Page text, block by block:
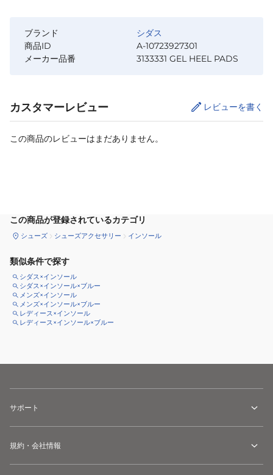
ブランド
シダス
商品ID
A-10723927301
メーカー品番
3133331 GEL HEEL PADS
カスタマーレビュー レビューを書く
この商品のレビューはまだありません。
この商品が登録されているカテゴリ
シューズ シューズアクセサリー インソール
類似条件で探す
シダス×インソール
シダス×インソール×ブルー
メンズ×インソール
メンズ×インソール×ブルー
レディース×インソール
レディース×インソール×ブルー
サポート
規約・会社情報